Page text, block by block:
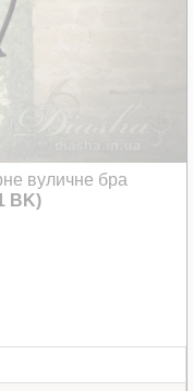
вуличне бра
BK)